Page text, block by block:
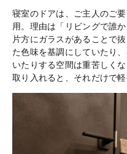
寝室のドアは、ご主人のご
用。理由は「リビングで誰
片方にガラスがあることで
た色味を基調にしていたり
いたりする空間は重苦しく
取り入れると、それだけで軽